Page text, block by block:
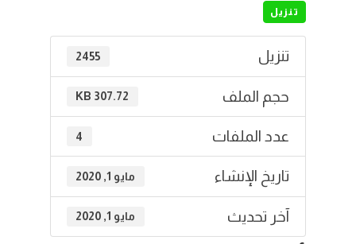
تنزيل
تنزيل 2455
حجم الملف 307.72 KB
عدد الملفات 4
تاريخ الإنشاء مايو 1, 2020
آخر تحديث مايو 1, 2020